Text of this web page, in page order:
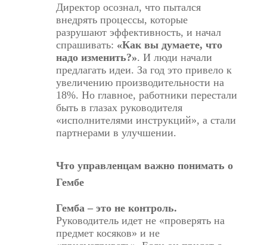
Директор осознал, что пытался
внедрять процессы, которые
разрушают эффективность, и начал
спрашивать: «Как вы думаете, что
надо изменить?». И люди начали
предлагать идеи. За год это привело к
увеличению производительности на
18%. Но главное, работники перестали
быть в глазах руководителя
«исполнителями инструкций», а стали
партнерами в улучшении.
Что управленцам важно понимать о
Гембе
Гемба – это не контроль.
Руководитель идет не «проверять на
предмет косяков» и не